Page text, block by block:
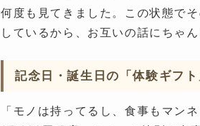
何度も見てきました。この状態で
しているから、お互いの話にちゃ
記念日・誕生日の「体験ギフ
「モノは持ってるし、食事もマン